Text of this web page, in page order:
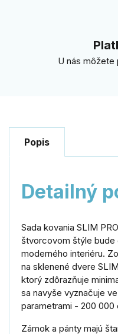
U nás môžete
Popis
Detailný
Sada kovania SLIM
štvorcovom štýle bude
moderného interiéru.
na sklenené dvere
ktorý zdôrazňuje
sa navyše vyznačuje
parametrami - 200 000
Zámok a pánty majú